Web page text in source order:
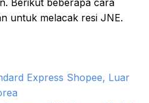
untuk melacak resi JNE.
Express Shopee, Luar